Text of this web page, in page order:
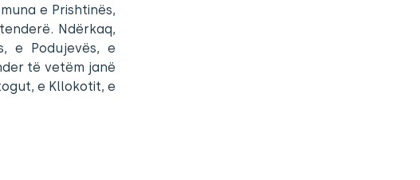
e Prishtinës,
Ndërkaq,
e Podujevës, e
të vetëm janë
e Kllokotit, e